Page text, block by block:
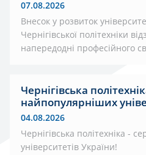
07.08.2026
Внесок у розвиток
Чернігівської політехніки
напередодні професійного
Чернігівська
найпопулярніших
04.08.2026
Чернігівська політехніка -
університетів України!